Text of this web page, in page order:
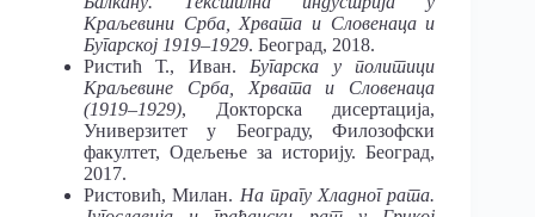
Краљевини Срба, Хрвата и Словенаца и
Бугарској 1919–1929. Београд, 2018.
Ристић Т., Иван. Бугарска у политици
Краљевине Срба, Хрвата и Словенаца
(1919–1929), Докторска дисертација,
Универзитет у Београду, Филозофски
факултет, Одељење за историју. Београд,
2017.
Ристовић, Милан. На прагу Хладног рата.